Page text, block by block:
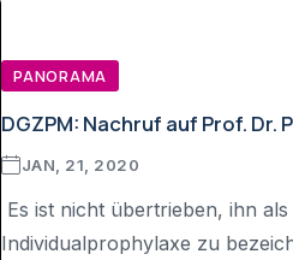
PANORAMA
DGZPM: Nachruf auf Prof. Dr.
JAN, 21, 2020
Es ist nicht übertrieben, ihn
Individualprophylaxe zu